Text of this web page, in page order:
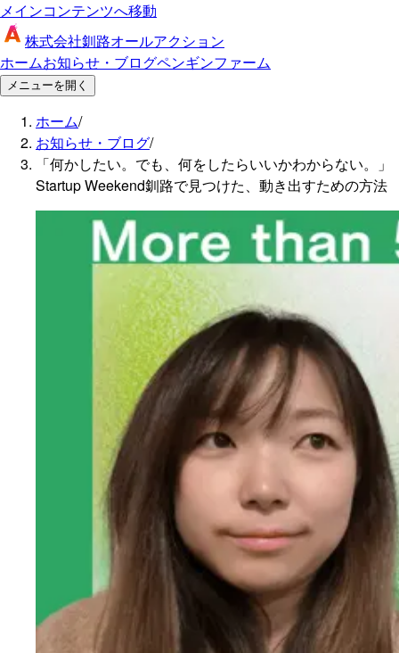
メインコンテンツへ移動
株式会社釧路オールアクション
ホームお知らせ・ブログペンギンファーム
メニューを開く
ホーム/
お知らせ・ブログ/
「何かしたい。でも、何をしたらいいかわからない。」
Startup Weekend釧路で見つけた、動き出すための方法